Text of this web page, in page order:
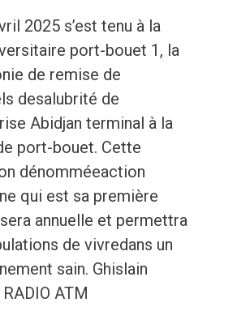
2025 s’est tenu à la
port-bouet 1, la
de remise de
desalubrité de
Abidjan terminal à la
port-bouet. Cette
dénomméeaction
qui est sa première
annuelle et permettra
de vivredans un
sain. Ghislain
ATM